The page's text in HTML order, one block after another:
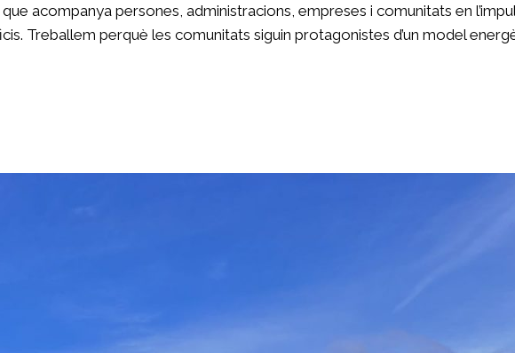
acompanya persones, administracions, empreses i comunitats en
Treballem perquè les comunitats siguin protagonistes d’un model